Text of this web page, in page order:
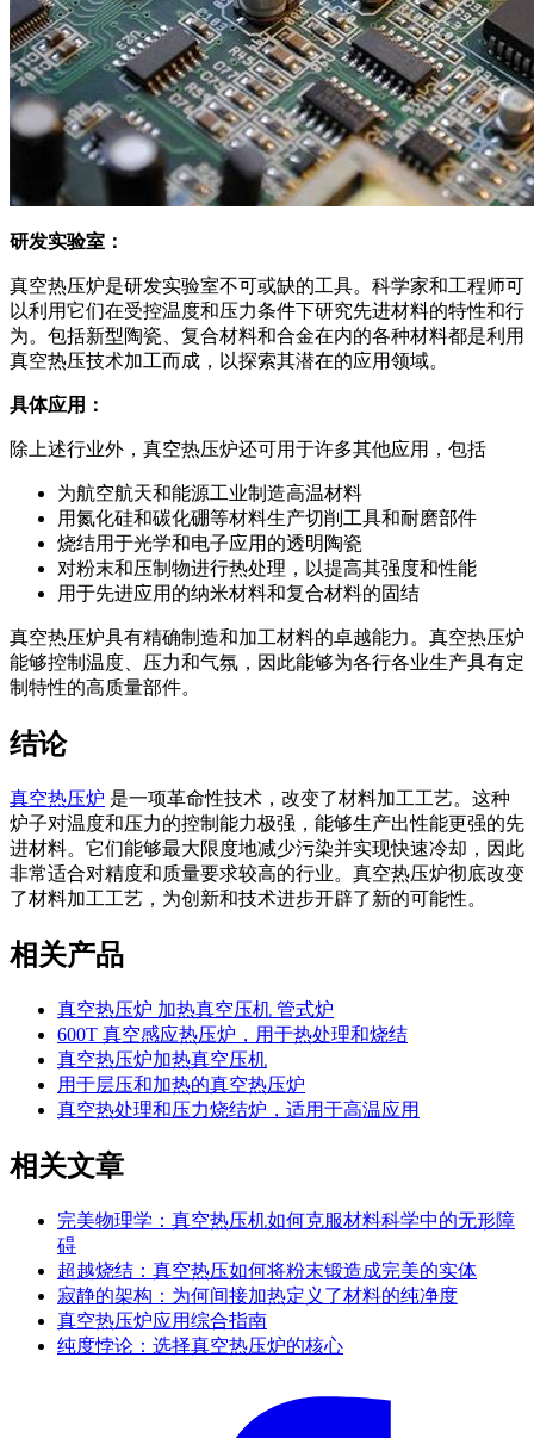
研发实验室：
真空热压炉是研发实验室不可或缺的工具。科学家和工程师可
以利用它们在受控温度和压力条件下研究先进材料的特性和行
为。包括新型陶瓷、复合材料和合金在内的各种材料都是利用
真空热压技术加工而成，以探索其潜在的应用领域。
具体应用：
除上述行业外，真空热压炉还可用于许多其他应用，包括
为航空航天和能源工业制造高温材料
用氮化硅和碳化硼等材料生产切削工具和耐磨部件
烧结用于光学和电子应用的透明陶瓷
对粉末和压制物进行热处理，以提高其强度和性能
用于先进应用的纳米材料和复合材料的固结
真空热压炉具有精确制造和加工材料的卓越能力。真空热压炉
能够控制温度、压力和气氛，因此能够为各行各业生产具有定
制特性的高质量部件。
结论
真空热压炉 是一项革命性技术，改变了材料加工工艺。这种
炉子对温度和压力的控制能力极强，能够生产出性能更强的先
进材料。它们能够最大限度地减少污染并实现快速冷却，因此
非常适合对精度和质量要求较高的行业。真空热压炉彻底改变
了材料加工工艺，为创新和技术进步开辟了新的可能性。
相关产品
真空热压炉 加热真空压机 管式炉
600T 真空感应热压炉，用于热处理和烧结
真空热压炉加热真空压机
用于层压和加热的真空热压炉
真空热处理和压力烧结炉，适用于高温应用
相关文章
完美物理学：真空热压机如何克服材料科学中的无形障
碍
超越烧结：真空热压如何将粉末锻造成完美的实体
寂静的架构：为何间接加热定义了材料的纯净度
真空热压炉应用综合指南
纯度悖论：选择真空热压炉的核心